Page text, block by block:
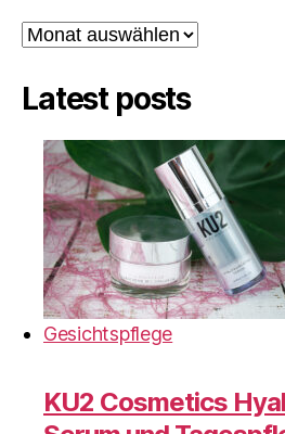
Archiv
Latest posts
Gesichtspflege
KU2 Cosmetics